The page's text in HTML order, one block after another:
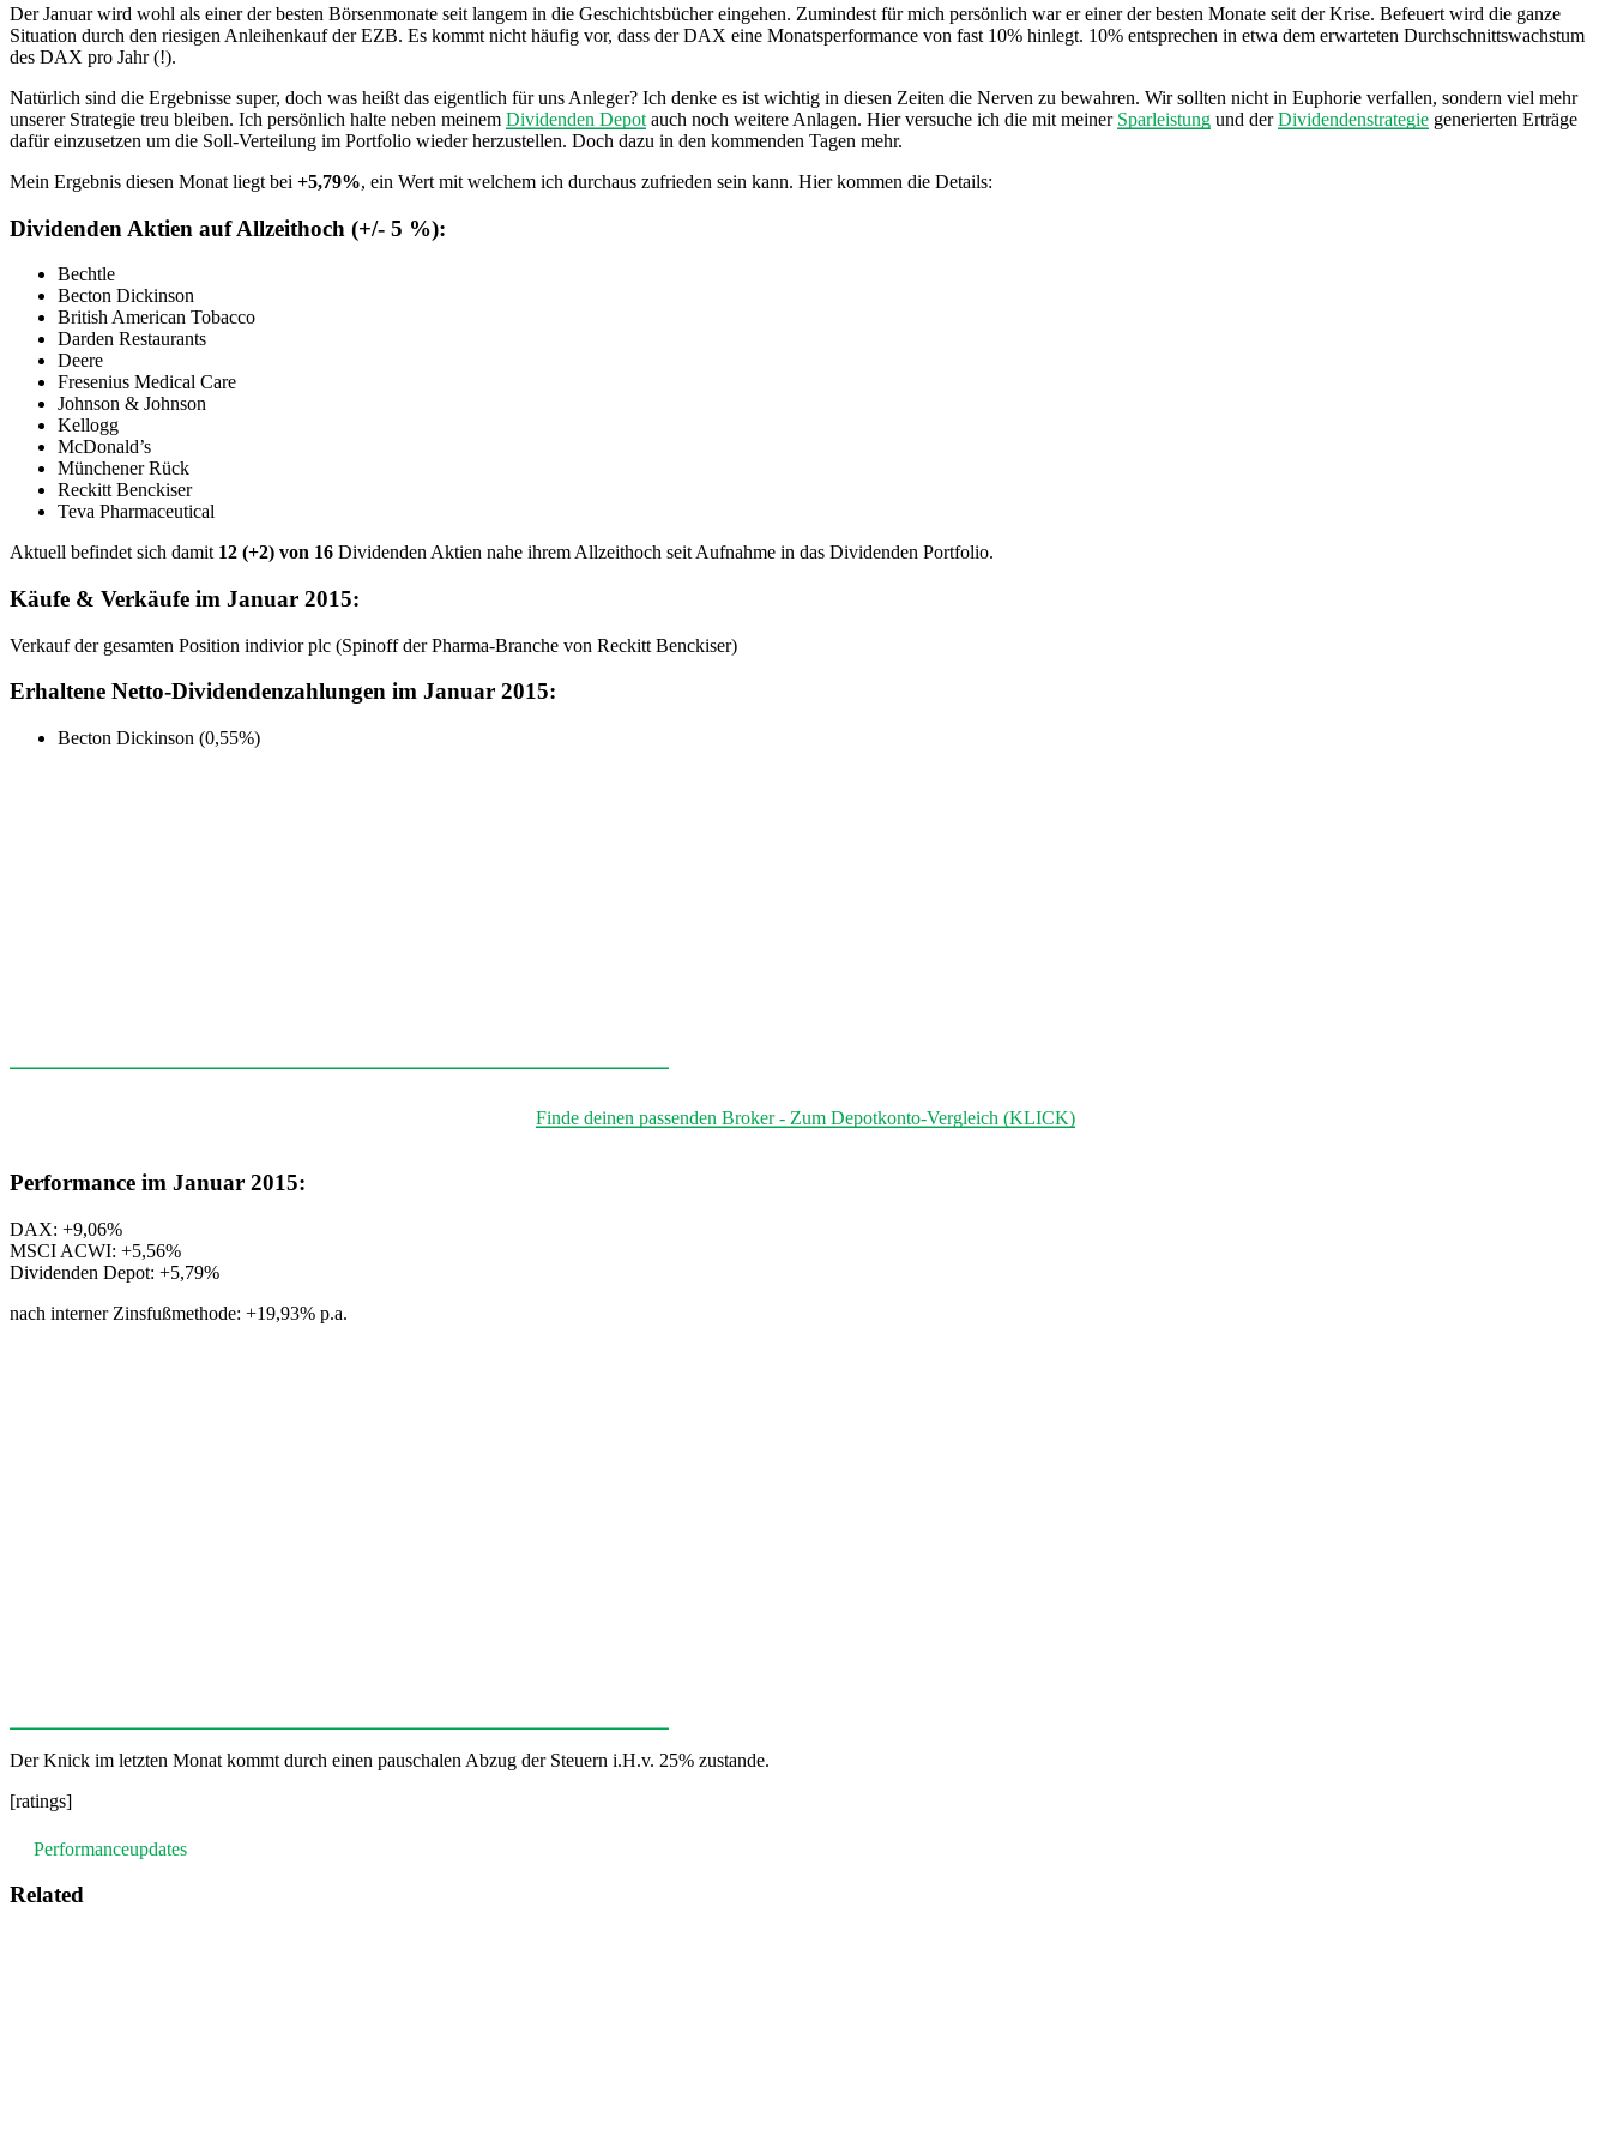
Der Januar wird wohl als einer der besten Börsenmonate seit langem in die Geschichtsbücher eingehen. Zumindest für mich persönlich war er einer der besten Monate seit der Krise. Befeuert wird die ganze
Situation durch den riesigen Anleihenkauf der EZB. Es kommt nicht häufig vor, dass der DAX eine Monatsperformance von fast 10% hinlegt. 10% entsprechen in etwa dem erwarteten Durchschnittswachstum
des DAX pro Jahr (!).
Natürlich sind die Ergebnisse super, doch was heißt das eigentlich für uns Anleger? Ich denke es ist wichtig in diesen Zeiten die Nerven zu bewahren. Wir sollten nicht in Euphorie verfallen, sondern viel mehr
unserer Strategie treu bleiben. Ich persönlich halte neben meinem Dividenden Depot auch noch weitere Anlagen. Hier versuche ich die mit meiner Sparleistung und derDividendenstrategie generierten Erträge
dafür einzusetzen um die Soll-Verteilung im Portfolio wieder herzustellen. Doch dazu in den kommenden Tagen mehr.
Mein Ergebnis diesen Monat liegt bei +5,79%, ein Wert mit welchem ich durchaus zufrieden sein kann. Hier kommen die Details:
Dividenden Aktien auf Allzeithoch (+/- 5 %):
Bechtle
Becton Dickinson
British American Tobacco
Darden Restaurants
Deere
Fresenius Medical Care
Johnson & Johnson
Kellogg
McDonald’s
Münchener Rück
Reckitt Benckiser
Teva Pharmaceutical
Aktuell befindet sich damit 12 (+2) von 16 Dividenden Aktien nahe ihrem Allzeithoch seit Aufnahme in das Dividenden Portfolio.
Käufe & Verkäufe im Januar 2015:
Verkauf der gesamten Position indivior plc (Spinoff der Pharma-Branche von Reckitt Benckiser)
Erhaltene Netto-Dividendenzahlungen im Januar 2015:
Becton Dickinson (0,55%)
Finde deinen passenden Broker - Zum Depotkonto-Vergleich (KLICK)
Performance im Januar 2015:
DAX: +9,06%
MSCI ACWI: +5,56%
Dividenden Depot: +5,79%
nach interner Zinsfußmethode: +19,93% p.a.
Der Knick im letzten Monat kommt durch einen pauschalen Abzug der Steuern i.H.v. 25% zustande.
[ratings]
Performanceupdates
Related